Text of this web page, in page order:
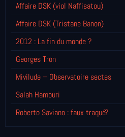
Affaire DSK (viol Naffisatou)
Affaire DSK (Tristane Banon)
2012 : La fin du monde ?
Georges Tron
Mivilude – Observatoire sectes
Salah Hamouri
Roberto Saviano : faux traqué?